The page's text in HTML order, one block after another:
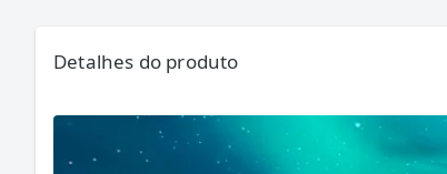
Detalhes do produto